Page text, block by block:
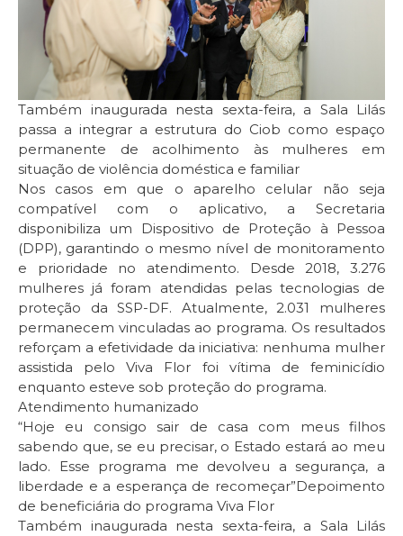
Também inaugurada nesta sexta-feira, a Sala Lilás
passa a integrar a estrutura do Ciob como espaço
permanente de acolhimento às mulheres em
situação de violência doméstica e familiar
Nos casos em que o aparelho celular não seja
compatível com o aplicativo, a Secretaria
disponibiliza um Dispositivo de Proteção à Pessoa
(DPP), garantindo o mesmo nível de monitoramento
e prioridade no atendimento. Desde 2018, 3.276
mulheres já foram atendidas pelas tecnologias de
proteção da SSP-DF. Atualmente, 2.031 mulheres
permanecem vinculadas ao programa. Os resultados
reforçam a efetividade da iniciativa: nenhuma mulher
assistida pelo Viva Flor foi vítima de feminicídio
enquanto esteve sob proteção do programa.
Atendimento humanizado
“Hoje eu consigo sair de casa com meus filhos
sabendo que, se eu precisar, o Estado estará ao meu
lado. Esse programa me devolveu a segurança, a
liberdade e a esperança de recomeçar”Depoimento
de beneficiária do programa Viva Flor
Também inaugurada nesta sexta-feira, a Sala Lilás